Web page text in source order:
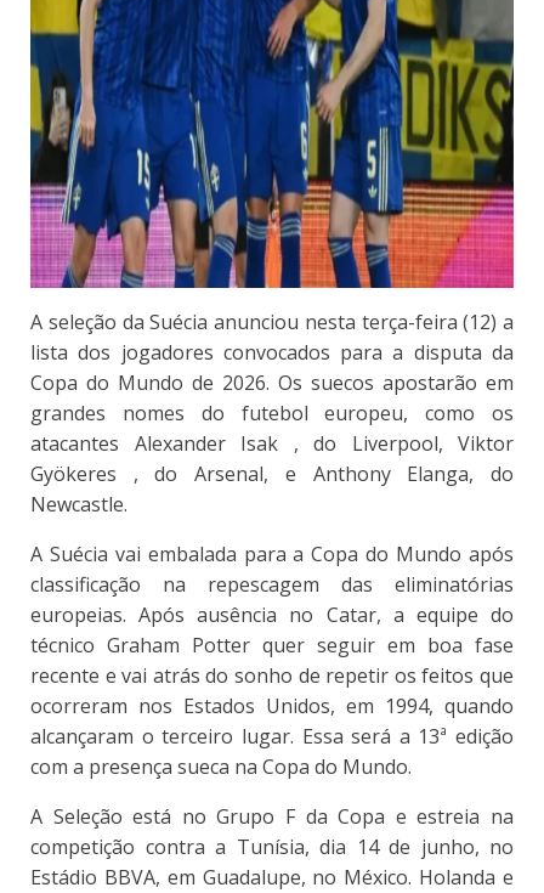
A seleção da Suécia anunciou nesta terça-feira (12) a
lista dos jogadores convocados para a disputa da
Copa do Mundo de 2026. Os suecos apostarão em
grandes nomes do futebol europeu, como os
atacantes Alexander Isak , do Liverpool, Viktor
Gyökeres , do Arsenal, e Anthony Elanga, do
Newcastle.
A Suécia vai embalada para a Copa do Mundo após
classificação na repescagem das eliminatórias
europeias. Após ausência no Catar, a equipe do
técnico Graham Potter quer seguir em boa fase
recente e vai atrás do sonho de repetir os feitos que
ocorreram nos Estados Unidos, em 1994, quando
alcançaram o terceiro lugar. Essa será a 13ª edição
com a presença sueca na Copa do Mundo.
A Seleção está no Grupo F da Copa e estreia na
competição contra a Tunísia, dia 14 de junho, no
Estádio BBVA, em Guadalupe, no México. Holanda e